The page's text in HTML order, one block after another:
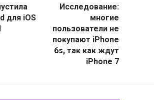
для iOS
Исследование:
многие
пользователи не
покупают iPhone
6s, так как ждут
iPhone 7